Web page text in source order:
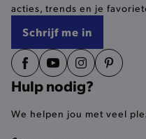
acties, trends en je
Schrijf me in
Hulp nodig?
We helpen jou met veel
pickupStoreVal